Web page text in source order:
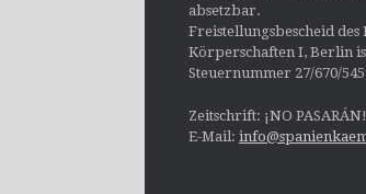
absetzbar.
Freistellungsbescheid des
Körperschaften I, Berlin
Steuernummer 27/670/
Zeitschrift: ¡NO PASARÁN!
E-Mail: